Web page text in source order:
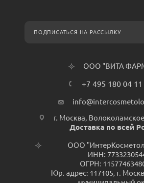
ПОДПИСАТЬСЯ НА РАССЫЛКУ
ООО "ВИТА
+7 495 180 04 11
г. Москва,
Доставка по всей
ООО
ИНН:
ОГРН:
Юр. адрес: 117105, г.